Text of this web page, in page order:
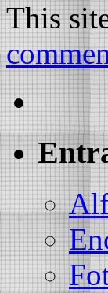
This